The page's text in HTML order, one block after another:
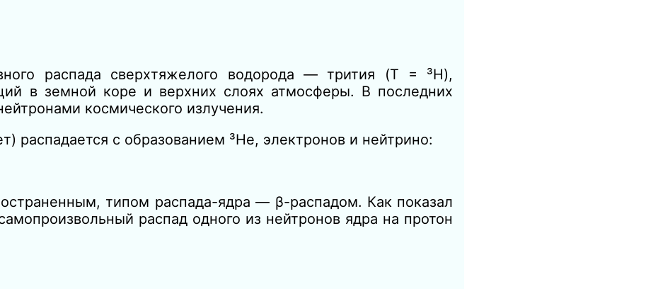
распада сверхтяжелого водорода — трития (T = ³H),
в земной коре и верхних слоях атмосферы. В последних
космического излучения.
распадается с образованием ³Не, электронов и нейтрино:
типом распада-ядра — β-распадом. Как показал
распад одного из нейтронов ядра на протон